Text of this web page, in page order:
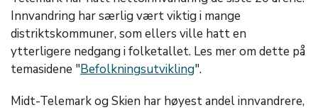
Innvandring har særlig vært viktig i mange
distriktskommuner, som ellers ville hatt en
ytterligere nedgang i folketallet. Les mer om dette på
temasidene "Befolkningsutvikling".
Midt-Telemark og Skien har høyest andel innvandrere,